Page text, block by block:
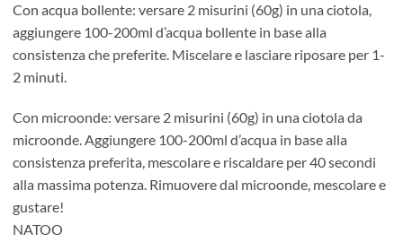
Con acqua bollente: versare 2 misurini (60g) in una ciotola,
aggiungere 100-200ml d’acqua bollente in base alla
consistenza che preferite. Miscelare e lasciare riposare per 1-
2 minuti.
Con microonde: versare 2 misurini (60g) in una ciotola da
microonde. Aggiungere 100-200ml d’acqua in base alla
consistenza preferita, mescolare e riscaldare per 40 secondi
alla massima potenza. Rimuovere dal microonde, mescolare e
gustare!
NATOO